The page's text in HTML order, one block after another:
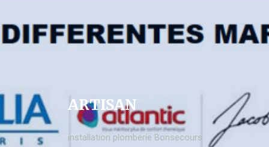
ARTISAN
installation plomberie Bonsecours